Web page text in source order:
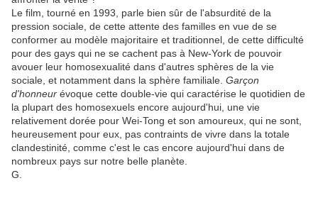
Le film, tourné en 1993, parle bien sûr de l'absurdité de la
pression sociale, de cette attente des familles en vue de se
conformer au modèle majoritaire et traditionnel, de cette difficulté
pour des gays qui ne se cachent pas à New-York de pouvoir
avouer leur homosexualité dans d'autres sphères de la vie
sociale, et notamment dans la sphère familiale. Garçon
d'honneur évoque cette double-vie qui caractérise le quotidien de
la plupart des homosexuels encore aujourd'hui, une vie
relativement dorée pour Wei-Tong et son amoureux, qui ne sont,
heureusement pour eux, pas contraints de vivre dans la totale
clandestinité, comme c'est le cas encore aujourd'hui dans de
nombreux pays sur notre belle planète.
G.